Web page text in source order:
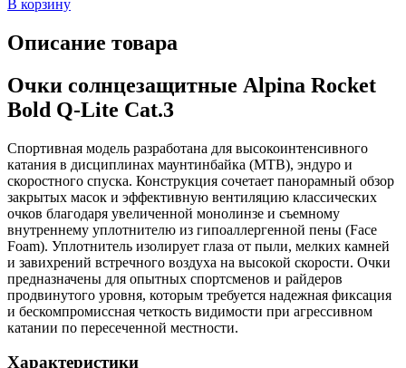
В корзину
Описание товара
Очки солнцезащитные Alpina Rocket
Bold Q-Lite Cat.3
Спортивная модель разработана для высокоинтенсивного
катания в дисциплинах маунтинбайка (MTB), эндуро и
скоростного спуска. Конструкция сочетает панорамный обзор
закрытых масок и эффективную вентиляцию классических
очков благодаря увеличенной монолинзе и съемному
внутреннему уплотнителю из гипоаллергенной пены (Face
Foam). Уплотнитель изолирует глаза от пыли, мелких камней
и завихрений встречного воздуха на высокой скорости. Очки
предназначены для опытных спортсменов и райдеров
продвинутого уровня, которым требуется надежная фиксация
и бескомпромиссная четкость видимости при агрессивном
катании по пересеченной местности.
Характеристики